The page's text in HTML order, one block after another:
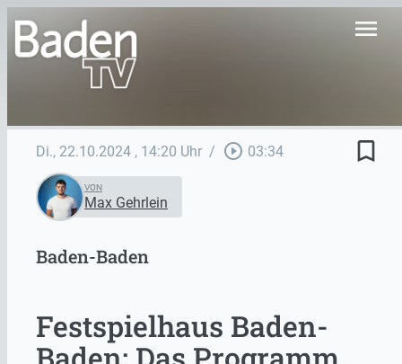
menu
Di., 22.10.2024 , 14:20 Uhr / play_circle_outline 03:34 bookmark_border
VON
Max Gehrlein
Baden-Baden
Festspielhaus Baden-